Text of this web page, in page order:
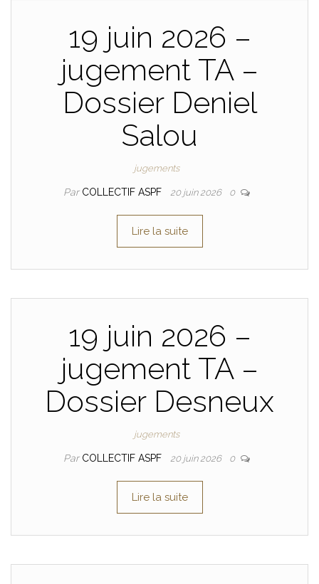
19 juin 2026 –
jugement TA –
Dossier Deniel
Salou
jugements
Par COLLECTIF ASPF 20 juin 2026 0
Lire la suite
19 juin 2026 –
jugement TA –
Dossier Desneux
jugements
Par COLLECTIF ASPF 20 juin 2026 0
Lire la suite